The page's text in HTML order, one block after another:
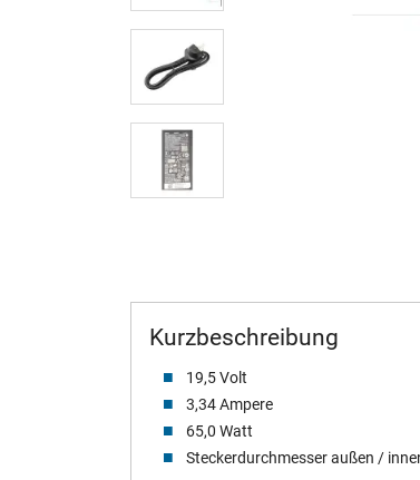
Kurzbeschreibung
19,5 Volt
3,34 Ampere
65,0 Watt
Steckerdurchmesser außen /